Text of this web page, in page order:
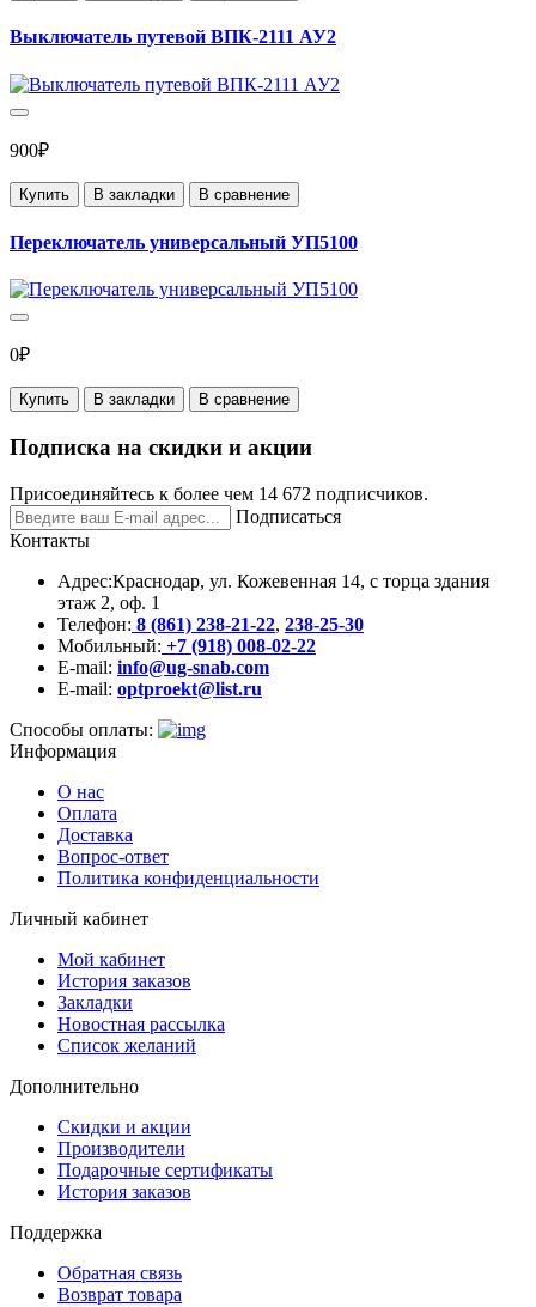
Выключатель путевой ВПК-2111 АУ2
900₽
Купить В закладки В сравнение
Переключатель универсальный УП5100
0₽
Купить В закладки В сравнение
Подписка на скидки и акции
Присоединяйтесь к более чем 14 672 подписчиков.
Подписаться
Контакты
Адрес:Краснодар, ул. Кожевенная 14, с торца здания
этаж 2, оф. 1
Телефон: 8 (861) 238-21-22, 238-25-30
Мобильный: +7 (918) 008-02-22
E-mail: info@ug-snab.com
E-mail: optproekt@list.ru
Способы оплаты:
Информация
О нас
Оплата
Доставка
Вопрос-ответ
Политика конфиденциальности
Личный кабинет
Мой кабинет
История заказов
Закладки
Новостная рассылка
Список желаний
Дополнительно
Скидки и акции
Производители
Подарочные сертификаты
История заказов
Поддержка
Обратная связь
Возврат товара